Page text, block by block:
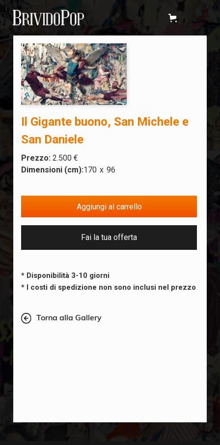
Il Gigante buono, San Michele e
San Daniele
Prezzo: 2.500 €
Dimensioni (cm):170 x 96
Fai la tua offerta
* Disponibilità 3-10 giorni
* I costi di spedizione non sono inclusi nel prezzo
Torna alla Gallery